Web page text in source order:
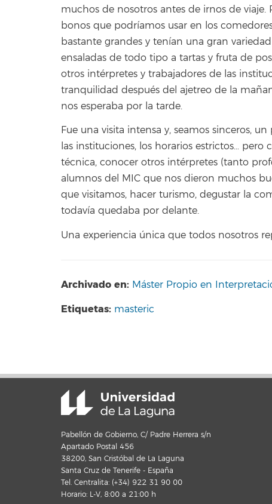
muchos de nosotros antes de irnos de viaje.
bonos que podríamos usar en los
bastante grandes y tenían una gran
ensaladas de todo tipo a tartas y fruta de
otros intérpretes y trabajadores de las
tranquilidad después del ajetreo de la
nos esperaba por la tarde.
Fue una visita intensa y, seamos sinceros,
las instituciones, los horarios estrictos…
técnica, conocer otros intérpretes (tanto
alumnos del MIC que nos dieron muchos
que visitamos, hacer turismo, degustar la
todavía quedaba por delante.
Una experiencia única que todos nosotros
Archivado en: Máster Propio en
Etiquetas: masteric
Pabellón de Gobierno, C/ Padre Herrera s/n
Apartado Postal 456
38200, San Cristóbal de La Laguna
Santa Cruz de Tenerife - España
Tel. Centralita: (+34) 922 31 90 00
Horario: L-V, 8:00 a 21:00 h